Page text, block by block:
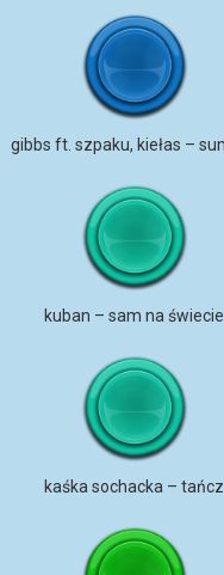
kuban – sam na świecie
kaśka sochacka – tańcz